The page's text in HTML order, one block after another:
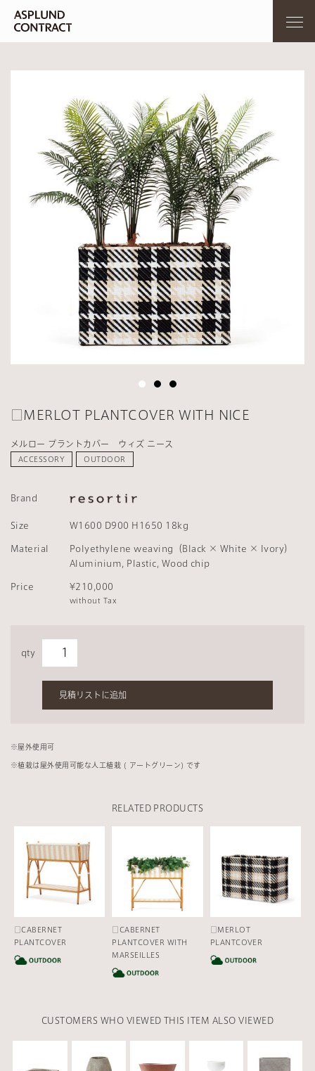
□MERLOT PLANTCOVER WITH NICE
メルロー プラントカバー ウィズ ニース
ACCESSORY OUTDOOR
Brand
Size W1600 D900 H1650 18kg
Material
Polyethylene weaving（Black × White × Ivory）
Aluminium, Plastic, Wood chip
Price ¥210,000
without Tax
qty
見積リストに追加
※ 屋外使用可
※植栽は屋外使用可能な人工植栽 ( アートグリーン) です
RELATED PRODUCTS
□CABERNET
PLANTCOVER
CATEGORY
□CABERNET
PLANTCOVER WITH
MARSEILLES
□MERLOT
PLANTCOVER
CUSTOMERS WHO VIEWED THIS ITEM ALSO VIEWED